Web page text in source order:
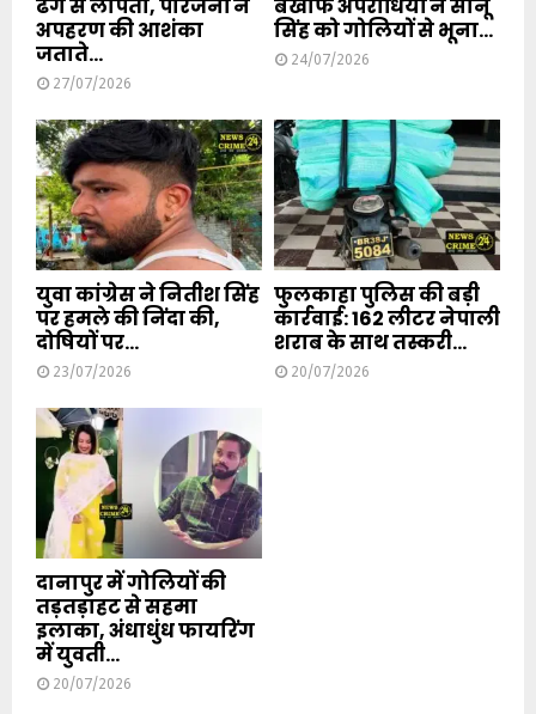
ढंग से लापता, परिजनों ने
अपहरण की आशंका
जताते...
27/07/2026
बेखौफ अपराधियों ने सोनू
सिंह को गोलियों से भूना...
24/07/2026
युवा कांग्रेस ने नितीश सिंह
पर हमले की निंदा की,
दोषियों पर...
23/07/2026
फुलकाहा पुलिस की बड़ी
कार्रवाई: 162 लीटर नेपाली
शराब के साथ तस्करी...
20/07/2026
दानापुर में गोलियों की
तड़तड़ाहट से सहमा
इलाका, अंधाधुंध फायरिंग
में युवती...
20/07/2026